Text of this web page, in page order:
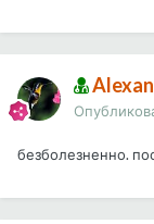
безболезненно.